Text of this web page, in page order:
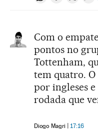
Com o
pontos no
Tottenham,
tem quatro. O
por ingleses
rodada que
Diogo Magri 17:16